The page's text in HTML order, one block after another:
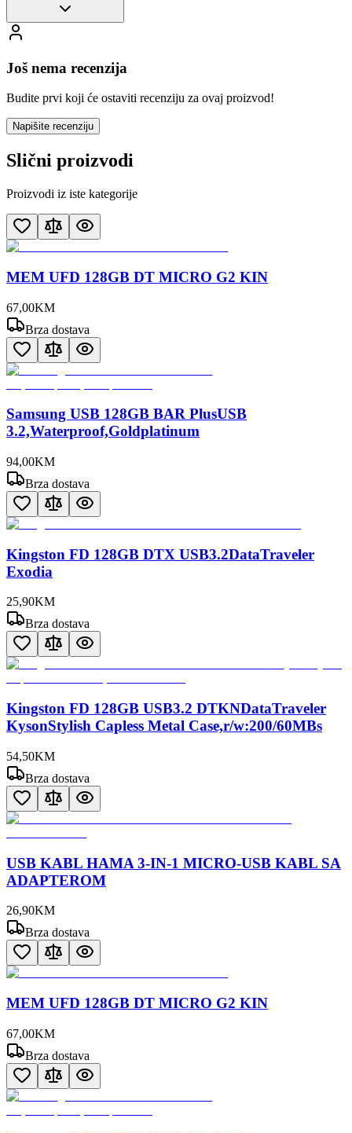
Još nema recenzija
Budite prvi koji će ostaviti recenziju za ovaj proizvod!
Napišite recenziju
Slični proizvodi
Proizvodi iz iste kategorije
MEM UFD 128GB DT MICRO G2 KIN
67,00KM
Brza dostava
Samsung USB 128GB BAR PlusUSB
3.2,Waterproof,Goldplatinum
94,00KM
Brza dostava
Kingston FD 128GB DTX USB3.2DataTraveler
Exodia
25,90KM
Brza dostava
Kingston FD 128GB USB3.2 DTKNDataTraveler
KysonStylish Capless Metal Case,r/w:200/60MBs
54,50KM
Brza dostava
USB KABL HAMA 3-IN-1 MICRO-USB KABL SA
ADAPTEROM
26,90KM
Brza dostava
MEM UFD 128GB DT MICRO G2 KIN
67,00KM
Brza dostava